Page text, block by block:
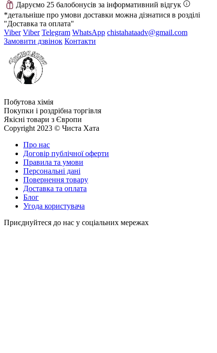
Даруємо 25 балобонусів за інформативний відгук
*детальніше про умови доставки можна дізнатися в розділі
"Доставка та оплата"
Viber Viber Telegram WhatsApp chistahataadv@gmail.com
Замовити дзвінок Контакти
Побутова хімія
Покупки і роздрібна торгівля
Якісні товари з Європи
Copyright 2023 © Чиста Хата
Про нас
Договір публічної оферти
Правила та умови
Персональні дані
Повернення товару
Доставка та оплата
Блог
Угода користувача
Приєднуйтеся до нас у соціальних мережах